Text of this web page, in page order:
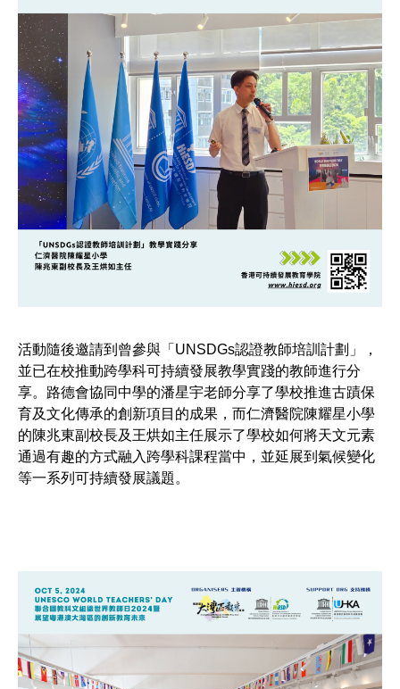
活動隨後邀請到曾參與「UNSDGs認證教師培訓計劃」，
並已在校推動跨學科可持續發展教學實踐的教師進行分
享。路德會協同中學的潘星宇老師分享了學校推進古蹟保
育及文化傳承的創新項目的成果，而仁濟醫院陳耀星小學
的陳兆東副校長及王烘如主任展示了學校如何將天文元素
通過有趣的方式融入跨學科課程當中，並延展到氣候變化
等一系列可持續發展議題。